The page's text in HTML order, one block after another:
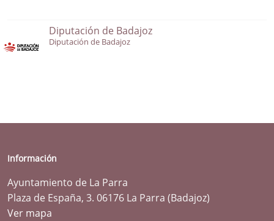
Diputación de Badajoz
Diputación de Badajoz
Información
Ayuntamiento de La Parra
Plaza de España, 3. 06176 La Parra (Badajoz)
Ver mapa